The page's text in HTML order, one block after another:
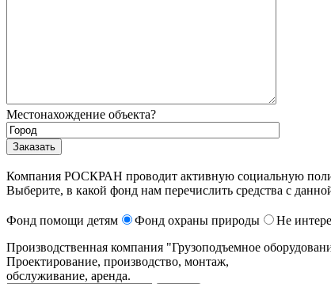
Местонахождение объекта?
Компания РОСКРАН проводит активную социальную
Выберите, в какой фонд нам перечислить средства с
Фонд помощи детям Фонд охраны природы
Не
Производственная компания "Грузоподъемное
Проектирование, производство, монтаж,
обслуживание, аренда.